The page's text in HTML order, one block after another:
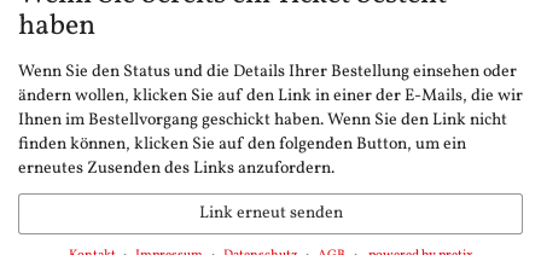
haben
Wenn Sie den Status und die Details Ihrer Bestellung einsehen oder
ändern wollen, klicken Sie auf den Link in einer der E-Mails, die wir
Ihnen im Bestellvorgang geschickt haben. Wenn Sie den Link nicht
finden können, klicken Sie auf den folgenden Button, um ein
erneutes Zusenden des Links anzufordern.
Link erneut senden